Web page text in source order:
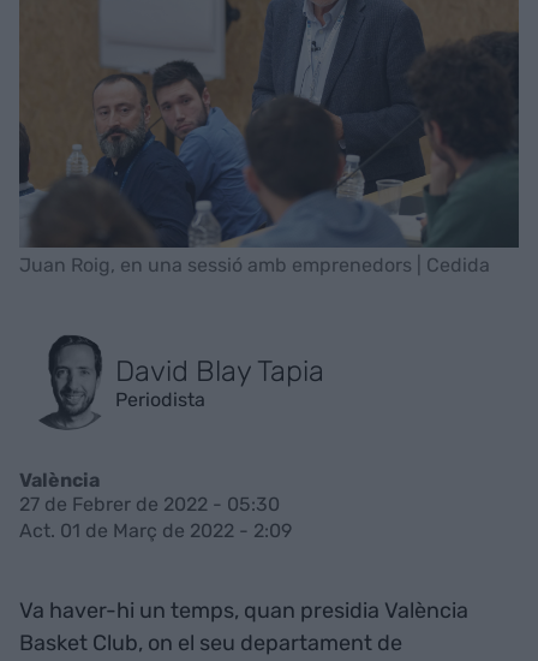
Juan Roig, en una sessió amb emprenedors | Cedida
David Blay Tapia
Periodista
València
27 de Febrer de 2022 - 05:30
Act. 01 de Març de 2022 - 2:09
Va haver-hi un temps, quan presidia València
Basket Club, on el seu departament de